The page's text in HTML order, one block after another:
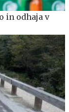
in odhaja v